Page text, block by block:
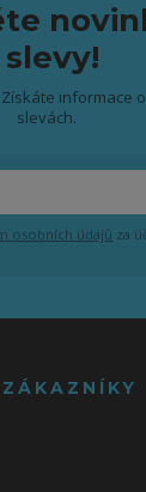
slevy!
informace
slevách.
osobních údajů za